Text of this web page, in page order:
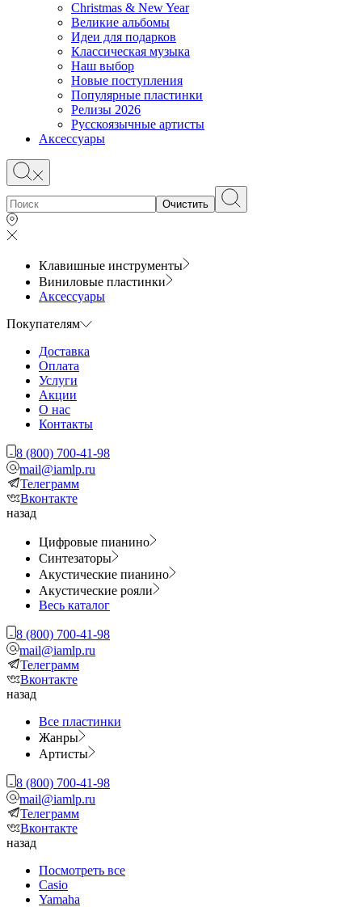
Christmas & New Year
Великие альбомы
Идеи для подарков
Классическая музыка
Наш выбор
Новые поступления
Популярные пластинки
Релизы 2026
Русскоязычные артисты
Аксессуары
Очистить
Клавишные инструменты
Виниловые пластинки
Аксессуары
Покупателям
Доставка
Оплата
Услуги
Акции
О нас
Контакты
8 (800) 700-41-98
mail@iamlp.ru
Телеграмм
Вконтакте
назад
Цифровые пианино
Синтезаторы
Акустические пианино
Акустические рояли
Весь каталог
8 (800) 700-41-98
mail@iamlp.ru
Телеграмм
Вконтакте
назад
Все пластинки
Жанры
Артисты
8 (800) 700-41-98
mail@iamlp.ru
Телеграмм
Вконтакте
назад
Посмотреть все
Casio
Yamaha